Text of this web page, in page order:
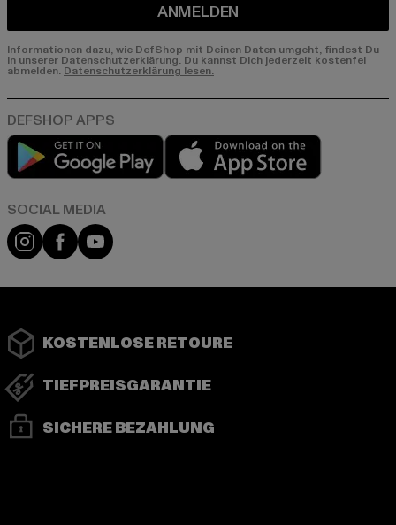
ANMELDEN
Informationen dazu, wie DefShop mit Deinen Daten umgeht, findest Du
in unserer Datenschutzerklärung. Du kannst Dich jederzeit kostenfei
abmelden. Datenschutzerklärung lesen.
Play market
Instagram
FacebookYouTube
KOSTENLOSE RETOURE
TIEFPREISGARANTIE
SICHERE BEZAHLUNG